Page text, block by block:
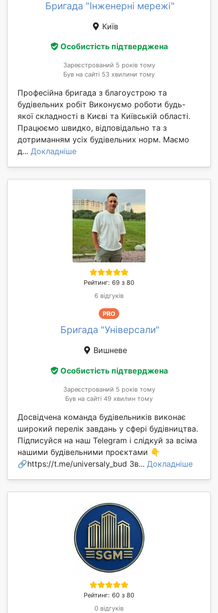
Бригада "Інженерні мережі"
Київ
Особистість підтверджена
Зареєстрований 5 років тому
Був на сайті 53 хвилини тому
Професійна бригада з благоустрою та
будівельних робіт Виконуємо роботи будь-
якої складності в Києві та Київській області.
Працюємо швидко, відповідально та з
дотриманням усіх будівельних норм. Маємо
д... Докладніше
Рейтинг: 69 з 80
6 відгуків
PRO
Бригада "Універсали"
Вишневе
Особистість підтверджена
Зареєстрований 5 років тому
Був на сайті 49 хвилин тому
Досвідчена команда будівельників виконає
широкий перелік завдань у сфері будівництва.
Підписуйся на наш Telegram і слідкуй за всіма
нашими будівельними проєктами 👇
🔗https://t.me/universaly_bud Зв... Докладніше
Рейтинг: 60 з 80
0 відгуків